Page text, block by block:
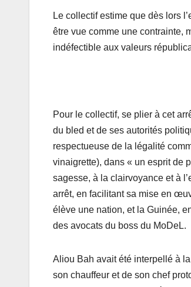
Le collectif estime que dès lors
être vue comme une contrainte,
indéfectible aux valeurs
Pour le collectif, se plier à cet
du bled et de ses autorités
respectueuse de la légalité
vinaigrette), dans « un esprit de
sagesse, à la clairvoyance et à
arrêt, en facilitant sa mise en
élève une nation, et la Guinée,
des avocats du boss du MoDeL.
Aliou Bah avait été interpellé à
son chauffeur et de son chef